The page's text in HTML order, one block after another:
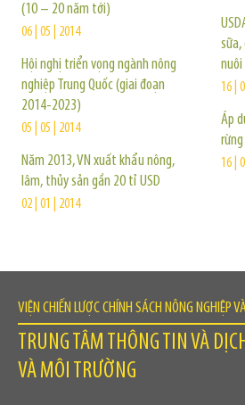
(10 – 20 năm tới)
06 | 05 | 2014
Hội nghị triển vọng ngành nông
nghiệp Trung Quốc (giai đoạn
2014-2023)
05 | 05 | 2014
Năm 2013, VN xuất khẩu nông,
lâm, thủy sản gần 20 tỉ USD
02 | 01 | 2014
sữa,
16 |
Áp
rừng
16 |
VIỆN CHIẾN LƯỢC CHÍNH SÁCH NÔNG NGHIỆP
TRUNG TÂM THÔNG TIN VÀ
VÀ MÔI TRƯỜNG